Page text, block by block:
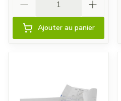
Ajouter au panier